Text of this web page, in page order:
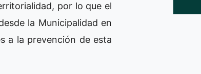
por lo que el
la Municipalidad en
a la prevención de esta